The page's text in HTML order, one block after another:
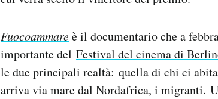
Fuocoammareè il documentario che a
importante del Festival del cinema di
le due principali realtà: quella di chi ci
arriva via mare dal Nordafrica, i migranti.